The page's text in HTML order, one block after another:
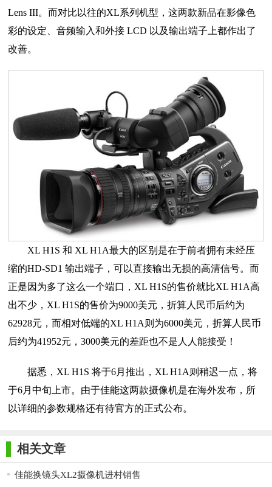
Lens III。而对比以往的XL系列机型，这两款新品在影像色
彩的设定、音频输入和外接 LCD 以及输出端子上都作出了
改善。
XL H1S 和 XL H1A最大的区别是在于前者拥有未经压
缩的HD-SD1 输出端子，可以直接输出无损的高清信号。而
正是因为多了这么一个端口，XL H1S的售价就比XL H1A高
出不少，XL H1S的售价为9000美元，折算人民币后约为
62928元，而相对低端的XL H1A则为6000美元，折算人民币
后约为41952元，3000美元的差距也不是人人能接受！
据悉，XL H1S 将于6月推出，XL H1A则稍迟一点，将
于6月中旬上市。由于佳能这两款摄像机是在海外发布，所
以详细的参数规格还有待官方的正式公布。
相关文章
佳能换镜头XL2摄像机进村销售